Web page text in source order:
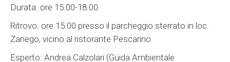
Durata: ore 15.00-18.00
Ritrovo: ore 15.00 presso il parcheggio sterrato in loc.
Zanego, vicino al ristorante Pescarino
Esperto: Andrea Calzolari (Guida Ambientale